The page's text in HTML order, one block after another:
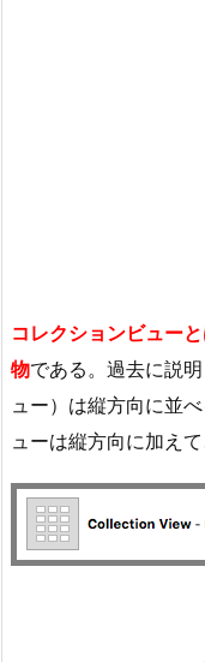
コレクションビュー
物である。過去に説
ュー）は縦方向に並
ューは縦方向に加え